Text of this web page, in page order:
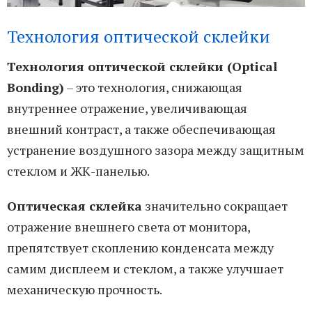
Технология оптической склейки
Технология оптической склейки (Optical
Bonding) – это технология, снижающая
внутреннее отражение, увеличивающая
внешний контраст, а также обеспечивающая
устранение воздушного зазора между защитным
стеклом и ЖК-панелью.
Оптическая склейка значительно сокращает
отражение внешнего света от монитора,
препятствует скоплению конденсата между
самим дисплеем и стеклом, а также улучшает
механическую прочность.